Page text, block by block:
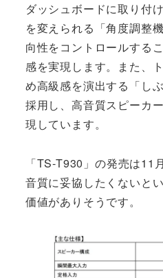
ダッシュボードに取り付
を変えられる「角度調整
向性をコントロールする
感を実現します。また、
め高級感を演出する「し
採用し、高音質スピーカ
現しています。
「TS-T930」の発売は11
音質に妥協したくないと
価値がありそうです。